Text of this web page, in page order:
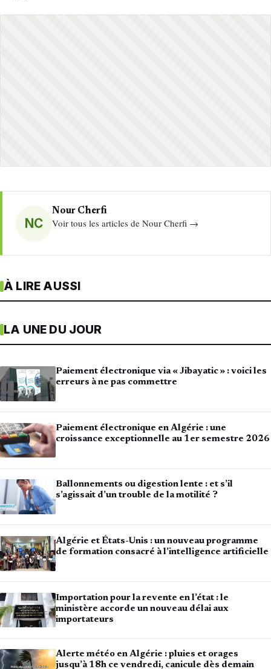
NC
Nour Cherfi
Voir tous les articles de Nour Cherfi →
À LIRE AUSSI
LA UNE DU JOUR
Paiement électronique via « Jibayatic » : voici les
erreurs à ne pas commettre
Paiement électronique en Algérie : une
croissance exceptionnelle au 1er semestre 2026
Ballonnements ou digestion lente : et s’il
s’agissait d’un trouble de la motilité ?
Algérie et États-Unis : un nouveau programme
de formation consacré à l’intelligence artificielle
Importation pour la revente en l’état : le
ministère accorde un nouveau délai aux
importateurs
Alerte météo en Algérie : pluies et orages
jusqu’à 18h ce vendredi, canicule dès demain